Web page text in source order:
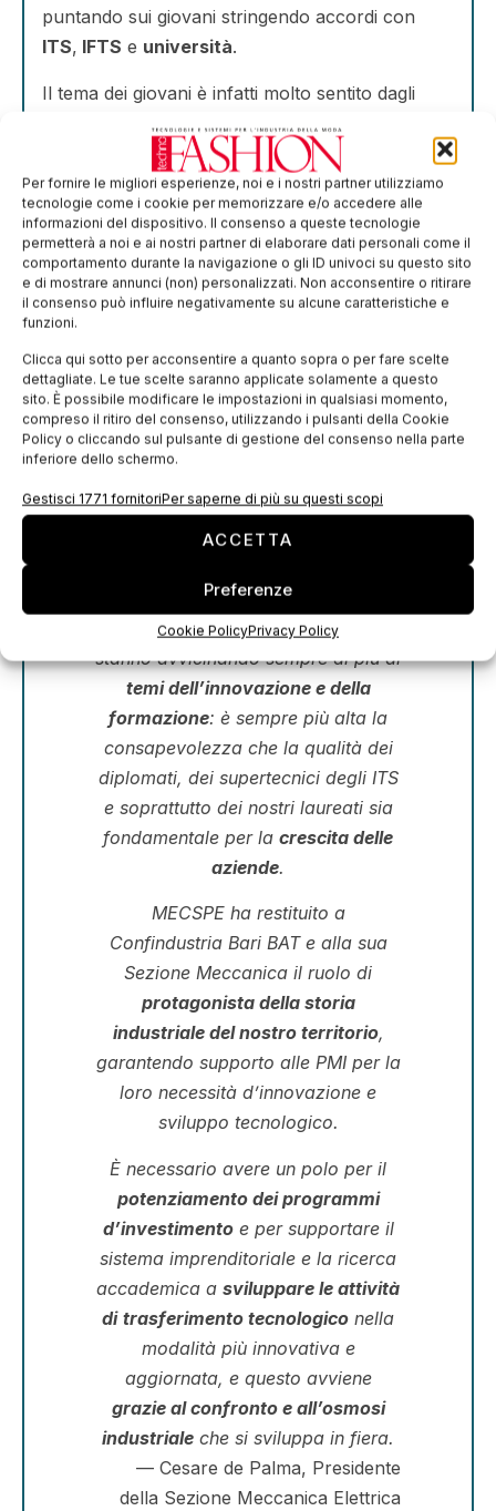
Per fornire le migliori esperienze, noi e i nostri partner utilizziamo
tecnologie come i cookie per memorizzare e/o accedere alle
informazioni del dispositivo. Il consenso a queste tecnologie
permetterà a noi e ai nostri partner di elaborare dati personali come il
comportamento durante la navigazione o gli ID univoci su questo sito
e di mostrare annunci (non) personalizzati. Non acconsentire o ritirare
il consenso può influire negativamente su alcune caratteristiche e
funzioni.
Clicca qui sotto per acconsentire a quanto sopra o per fare scelte
dettagliate. Le tue scelte saranno applicate solamente a questo
sito. È possibile modificare le impostazioni in qualsiasi momento,
compreso il ritiro del consenso, utilizzando i pulsanti della Cookie
Policy o cliccando sul pulsante di gestione del consenso nella parte
inferiore dello schermo.
Gestisci 1771 fornitoriPer saperne di più su questi scopi
ACCETTA
Preferenze
Cookie PolicyPrivacy Policy
puntando sui giovani stringendo accordi con
ITS, IFTS e università.
Il tema dei giovani è infatti molto sentito dagli
imprenditori, in quanto da un lato rispecchia un
nuovo modello di industria più in linea con le
aspettative dellaGen Z, dall’altro è un bacino
interessante da cui attingere risorse in parte già
formate, come nel caso degli ITS.
Per affrontare questa sfida,MECSPEe l’ITS A.
Cuccovillo Meccatronica Puglia
fiera per la seconda volta la Piazza Formazione
4.0, un punto d’incontro tra gli studenti e le
aziende partner che metterà in luce l’importanza
del legame tra imprese e formazione.
edizione di MECSPE ha mostrato chiaramente la
direzione che gli imprenditori devono seguire per
Le imprese negli ultimi anni si
stanno avvicinando sempre di più ai
temi dell’innovazione e della
formazione: è sempre più alta la
consapevolezza che la qualità dei
diplomati, dei supertecnici degli ITS
e soprattutto dei nostri laureati sia
fondamentale per la crescita delle
aziende.
MECSPE ha restituito a
Confindustria Bari BAT e alla sua
Sezione Meccanica il ruolo di
protagonista della storia
industriale del nostro territorio,
garantendo supporto alle PMI per la
loro necessità d’innovazione e
sviluppo tecnologico.
È necessario avere un polo per il
potenziamento dei programmi
d’investimentoe per supportare il
sistema imprenditoriale e la ricerca
accademica a sviluppare le attività
di trasferimento tecnologico nella
modalità più innovativa e
aggiornata, e questo avviene
grazie al confronto e all’osmosi
industriale che si sviluppa in fiera.
Cesare de Palma, Presidente
della Sezione Meccanica Elettrica